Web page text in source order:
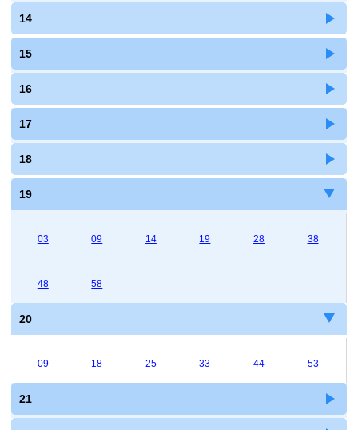
14
15
16
17
18
19
03 09 14 19 28 38
48 58
20
09 18 25 33 44 53
21